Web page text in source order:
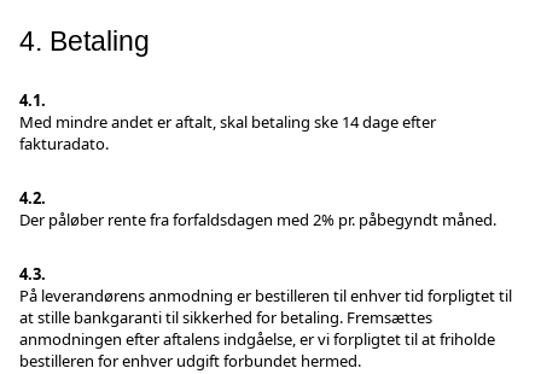
4. Betaling
4.1.
Med mindre andet er aftalt, skal betaling ske 14 dage efter
fakturadato.
4.2.
Der påløber rente fra forfaldsdagen med 2% pr. påbegyndt måned.
4.3.
På leverandørens anmodning er bestilleren til enhver tid forpligtet til
at stille bankgaranti til sikkerhed for betaling. Fremsættes
anmodningen efter aftalens indgåelse, er vi forpligtet til at friholde
bestilleren for enhver udgift forbundet hermed.